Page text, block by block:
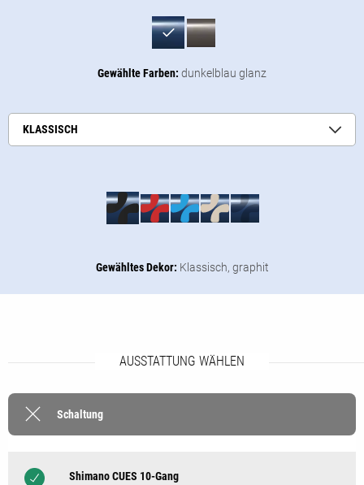
Gewählte Farben: dunkelblau glanz
KLASSISCH
Gewähltes Dekor: Klassisch, graphit
AUSSTATTUNG WÄHLEN
Schaltung
Shimano CUES 10-Gang